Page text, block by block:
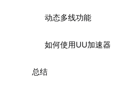
动态多线功能
如何使用UU加速器
总结